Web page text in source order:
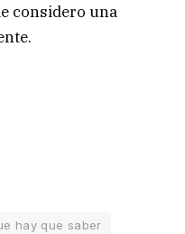
considero una
hay que saber